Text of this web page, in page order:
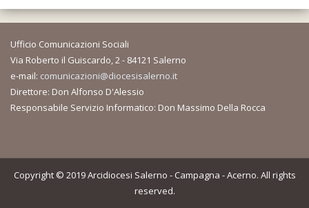
Ufficio Comunicazioni Sociali
Via Roberto il Guiscardo, 2 - 84121 Salerno
e-mail: comunicazioni@diocesisalerno.it
Direttore: Don Alfonso D'Alessio
Responsabile Servizio Informatico: Don Massimo Della Rocca
Copyright © 2019 Arcidiocesi Salerno - Campagna - Acerno. All rights
reserved.